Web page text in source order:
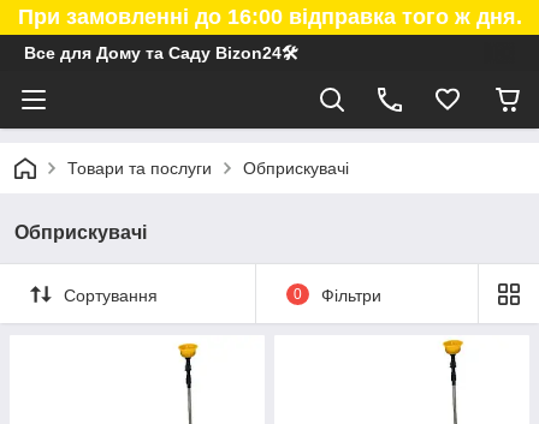
При замовленні до 16:00 відправка того ж дня.
Все для Дому та Саду Bizon24🛠
Товари та послуги Обприскувачі
Обприскувачі
Сортування 0 Фільтри